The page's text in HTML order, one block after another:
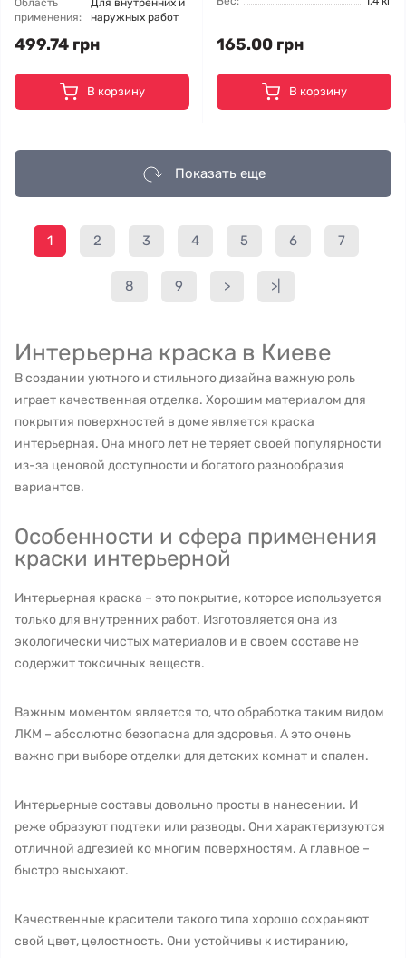
Область
применения:
Для внутренних и
наружных работ
499.74 грн
В корзину
165.00 грн
В корзину
Показать еще
1 2 3 4 5 6 7
8 9 > >|
Интерьерна краска в Киеве
В создании уютного и стильного дизайна важную роль
играет качественная отделка. Хорошим материалом для
покрытия поверхностей в доме является краска
интерьерная. Она много лет не теряет своей популярности
из-за ценовой доступности и богатого разнообразия
вариантов.
Особенности и сфера применения
краски интерьерной
Интерьерная краска – это покрытие, которое используется
только для внутренних работ. Изготовляется она из
экологически чистых материалов и в своем составе не
содержит токсичных веществ.
Важным моментом является то, что обработка таким видом
ЛКМ – абсолютно безопасна для здоровья. А это очень
важно при выборе отделки для детских комнат и спален.
Интерьерные составы довольно просты в нанесении. И
реже образуют подтеки или разводы. Они характеризуются
отличной адгезией ко многим поверхностям. А главное –
быстро высыхают.
Качественные красители такого типа хорошо сохраняют
свой цвет, целостность. Они устойчивы к истиранию,